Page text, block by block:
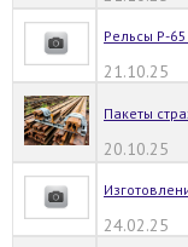
Рельсы Р-
21.10.25
Пакеты
20.10.25
24.02.25